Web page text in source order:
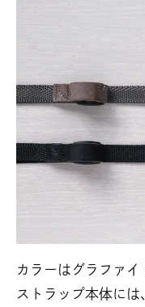
カラーはグラファイ
ストラップ本体に